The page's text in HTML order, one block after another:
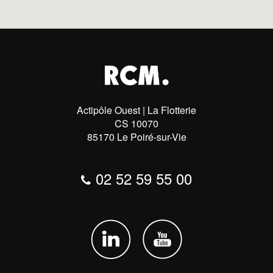
Actipôle Ouest | La Flotterie
CS 10070
85170 Le Poiré-sur-Vie
02 52 59 55 00